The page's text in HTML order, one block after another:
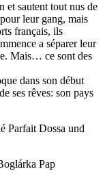
et sautent tout nus de
leur gang, mais
français, ils
a séparer leur
Mais… ce sont des
dans son début
ses rêves: son pays
Parfait Dossa und
Pap